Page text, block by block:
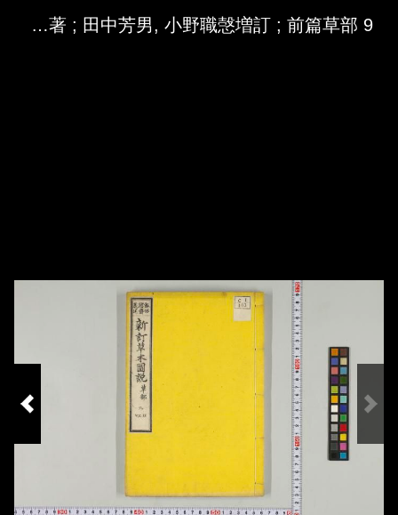
Media Viewer
艸木圖説 / 飯沼慾齋著 ; 田中芳男, 小野職愨増訂 ; 前篇草部 9